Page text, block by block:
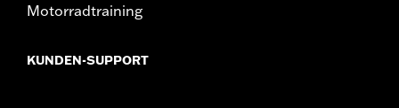
Motorradtraining
KUNDEN-SUPPORT